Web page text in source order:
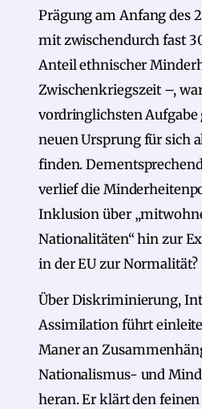
Prägung am Anfang des
mit zwischendurch fast
Anteil ethnischer
Zwischenkriegszeit –,
vordringlichsten Aufgabe
neuen Ursprung für sich
finden.
verlief die
Inklusion über
Nationalitäten“ hin zur
in der EU zur Normalität?
Über Diskriminierung,
Assimilation führt
Maner an
Nationalismus- und
heran. Er klärt den